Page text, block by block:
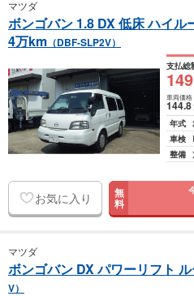
マツダ
ボンゴバン 1.8 DX 低床 ハイ
4万km （DBF-SLP2V）
支払総
149
車両価格
144.8
年式
車検
整備
お気に入り 無
料
マツダ
ボンゴバン DX パワーリフト
V）